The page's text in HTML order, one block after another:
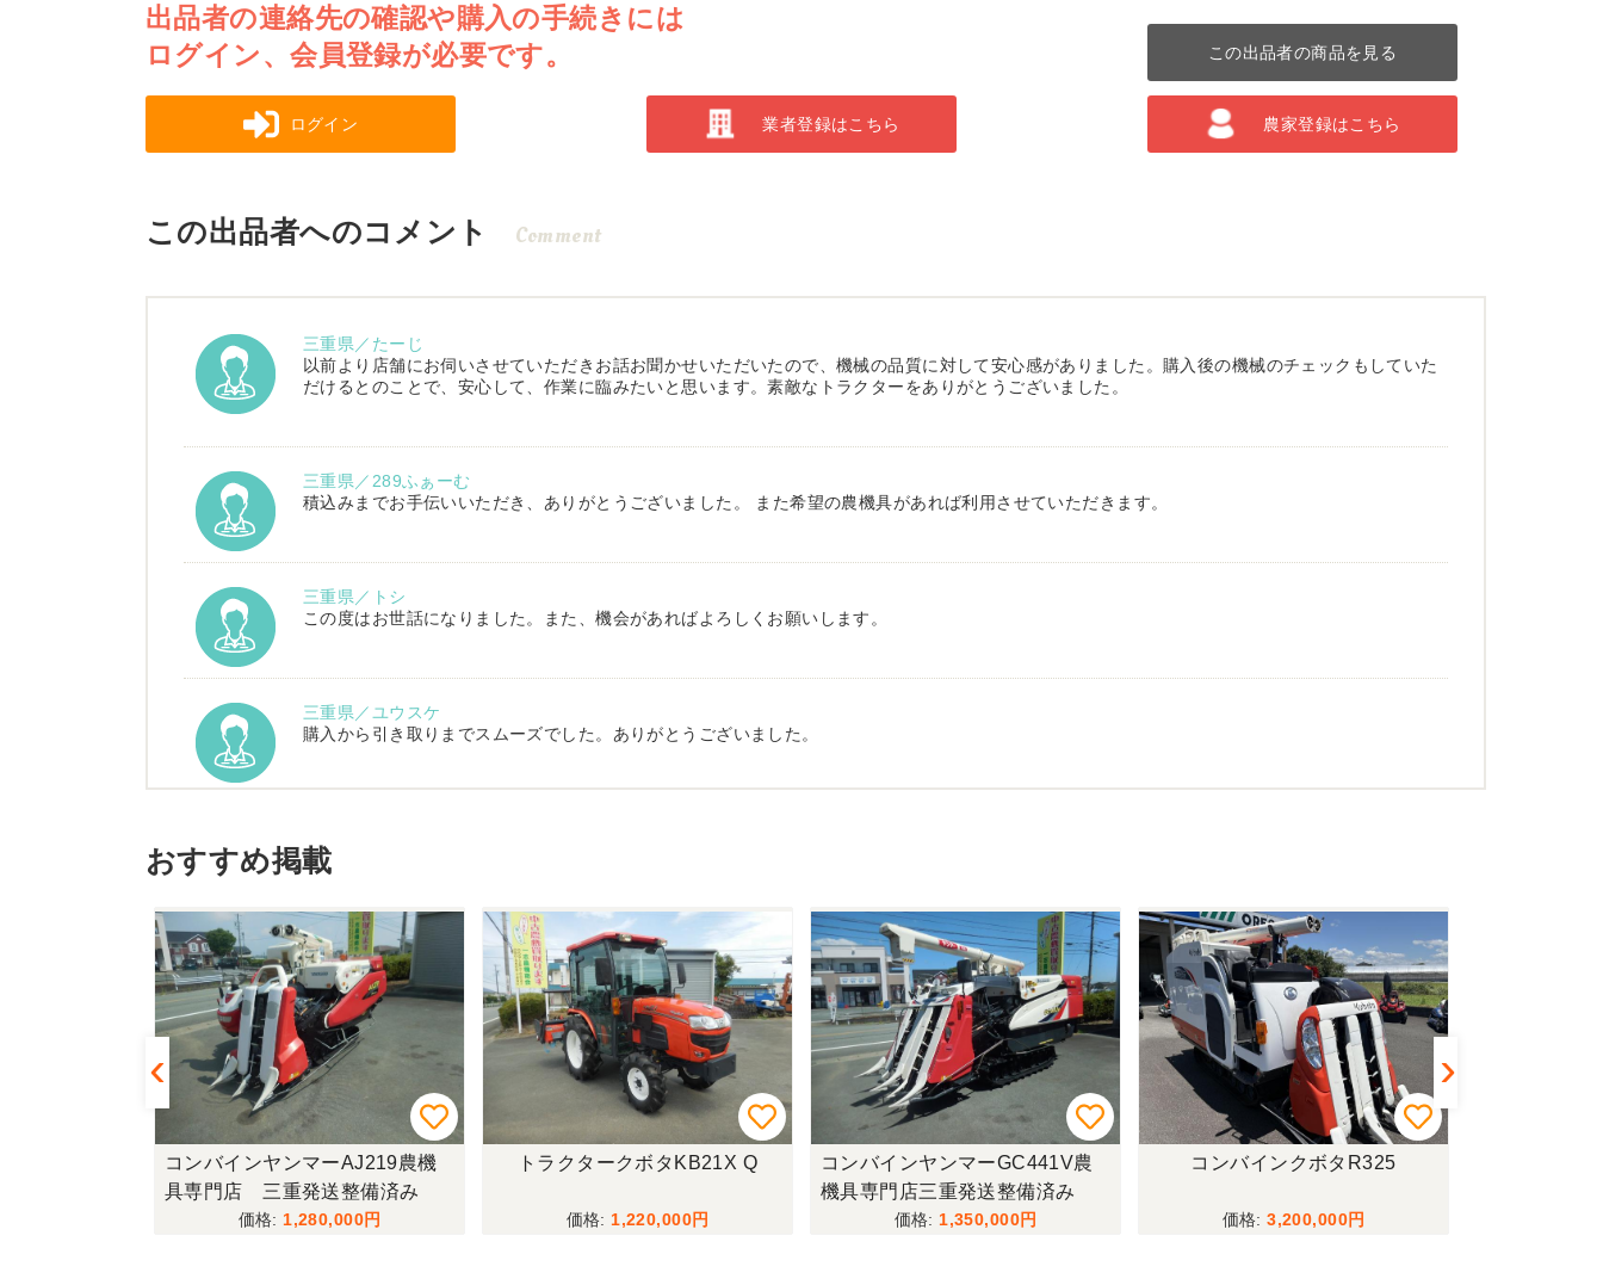
出品者の連絡先の確認や購入の手続きには
ログイン、会員登録が必要です。
この出品者の商品を見る
ログイン 業者登録はこちら 農家登録はこちら
この出品者へのコメント Comment
三重県／たーじ
以前より店舗にお伺いさせていただきお話お聞かせいただいたので、機械の品質に対して安心感がありました。購入後の機械のチェックもしていた
だけるとのことで、安心して、作業に臨みたいと思います。素敵なトラクターをありがとうございました。
三重県／289ふぁーむ
積込みまでお手伝いいただき、ありがとうございました。 また希望の農機具があれば利用させていただきます。
三重県／トシ
この度はお世話になりました。また、機会があればよろしくお願いします。
三重県／ユウスケ
購入から引き取りまでスムーズでした。ありがとうございました。
当方の要望に対して、素早く対応していただき感謝しております。 ありがとうございました。
三重県／山﨑
スタッフの鈴木さんが親切で機械に詳しく 丁寧にご対応頂きました。 ありがとう！ 少し距離はありますが、今後も農機具を買う際はのうき屋さん
を利用しようと思います。
三重県／miraisann
写真と現物が違いすぎる
三重県／谷本勝美
こちらの、対応も、よく、大変、満足、です。
おすすめ掲載
コンバインヤンマーAJ219農機
具専門店 三重発送整備済み
1,280,000
トラクタークボタKB21X Q
1,220,000
コンバインヤンマーGC441V農
機具専門店三重発送整備済み
1,350,000
コンバインクボタR325
3,200,000